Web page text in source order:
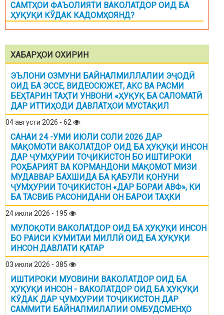
САМТҲОИ ФАЪОЛИЯТИ ВАКОЛАТДОР ОИД БА
ҲУҚУҚИ КЎДАК КАДОМҲОЯНД?
ХАБАРҲОИ ОХИРИН
ЭЪЛОНИ ОЗМУНИ БАЙНАЛМИЛЛАЛИИ ЭҶОДӢ
ОИД БА ЭССЕ, ВИДЕОСЮЖЕТ, АКС ВА РАСМИ
БЕҲТАРИН ТАҲТИ УНВОНИ «ҲУҚУҚ БА САЛОМАТӢ
ДАР ИТТИҲОДИ ДАВЛАТҲОИ МУСТАҚИЛ
04 августи 2026 - 62
САНАИ 24 -УМИ ИЮЛИ СОЛИ 2026 ДАР
МАҚОМОТИ ВАКОЛАТДОР ОИД БА ҲУҚУҚИ ИНСОН
ДАР ҶУМҲУРИИ ТОҶИКИСТОН БО ИШТИРОКИ
РОҲБАРИЯТ ВА КОРМАНДОНИ МАҚОМОТ МИЗИ
МУДАВВАР БАХШИДА БА ҚАБУЛИ ҚОНУНИ
ҶУМҲУРИИ ТОҶИКИСТОН «ДАР БОРАИ АВФ», КИ
БА ТАСВИБ РАСОНИДАНИ ОН БАРОИ ТАҲКИ
24 июли 2026 - 195
МУЛОҚОТИ ВАКОЛАТДОР ОИД БА ҲУҚУҚИ ИНСОН
БО РАИСИ КУМИТАИ МИЛЛӢ ОИД БА ҲУҚУҚИ
ИНСОН ДАВЛАТИ ҚАТАР
03 июли 2026 - 385
ИШТИРОКИ МУОВИНИ ВАКОЛАТДОР ОИД БА
ҲУҚУҚИ ИНСОН - ВАКОЛАТДОР ОИД БА ҲУҚУҚИ
КӮДАК ДАР ҶУМҲУРИИ ТОҶИКИСТОН ДАР
САММИТИ БАЙНАЛМИЛАЛИИ ОМБУДСМЕНҲО